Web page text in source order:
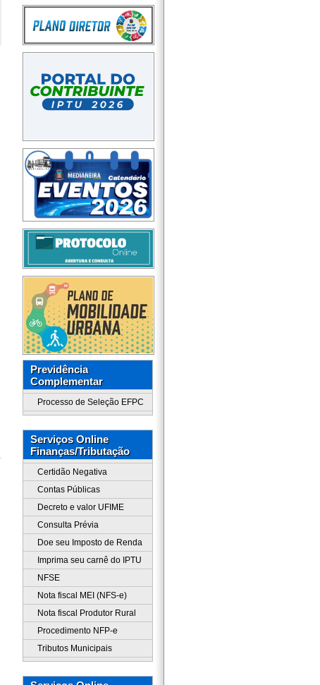
Previdência
Complementar
Processo de Seleção EFPC
Serviços Online
Finanças/Tributação
Certidão Negativa
Contas Públicas
Decreto e valor UFIME
Consulta Prévia
Doe seu Imposto de Renda
Imprima seu carnê do IPTU
NFSE
Nota fiscal MEI (NFS-e)
Nota fiscal Produtor Rural
Procedimento NFP-e
Tributos Municipais